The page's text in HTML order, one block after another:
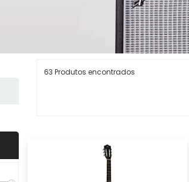
63 Produtos encontrados